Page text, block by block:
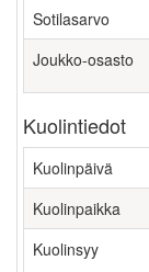
Sotilasarvo
Joukko-osasto
Kuolintiedot
Kuolinpäivä
Kuolinpaikka
Kuolinsyy